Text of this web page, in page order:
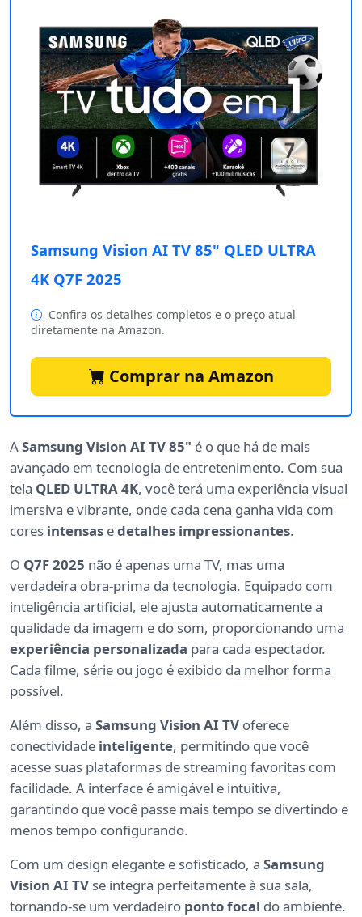
Samsung Vision AI TV 85" QLED ULTRA
4K Q7F 2025
Confira os detalhes completos e o preço atual
diretamente na Amazon.
Comprar na Amazon
ASamsung Vision AI TV 85" é o que há de mais
avançado em tecnologia de entretenimento. Com sua
tela QLED ULTRA 4K, você terá uma experiência visual
imersiva e vibrante, onde cada cena ganha vida com
cores intensas edetalhes impressionantes.
O Q7F 2025 não é apenas uma TV, mas uma
verdadeira obra-prima da tecnologia. Equipado com
inteligência artificial, ele ajusta automaticamente a
qualidade da imagem e do som, proporcionando uma
experiência personalizada para cada espectador.
Cada filme, série ou jogo é exibido da melhor forma
possível.
Além disso, a Samsung Vision AI TV oferece
conectividade inteligente, permitindo que você
acesse suas plataformas de streaming favoritas com
facilidade. A interface é amigável e intuitiva,
garantindo que você passe mais tempo se divertindo e
menos tempo configurando.
Com um design elegante e sofisticado, a Samsung
Vision AI TV se integra perfeitamente à sua sala,
tornando-se um verdadeiro ponto focal do ambiente.